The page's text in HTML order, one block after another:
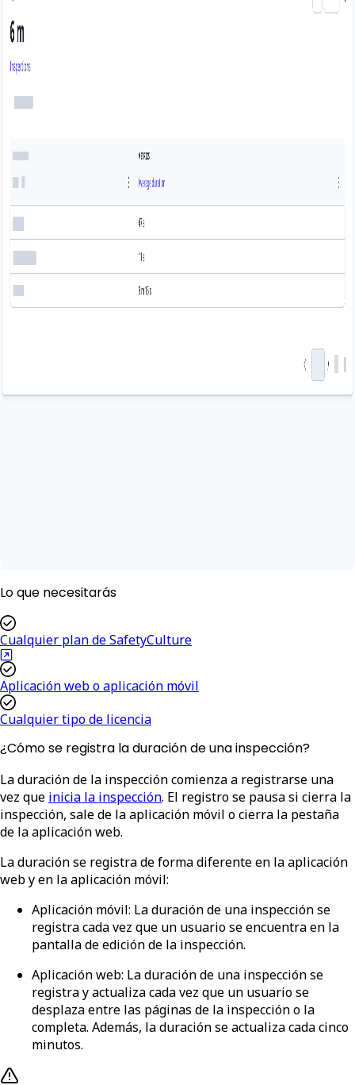
Lo que necesitarás
Cualquier plan de SafetyCulture
Aplicación web o aplicación móvil
Cualquier tipo de licencia
¿Cómo se registra la duración de una inspección?
La duración de la inspección comienza a registrarse una
vez que inicia la inspección. El registro se pausa si cierra la
inspección, sale de la aplicación móvil o cierra la pestaña
de la aplicación web.
La duración se registra de forma diferente en la aplicación
web y en la aplicación móvil:
Aplicación móvil: La duración de una inspección se
registra cada vez que un usuario se encuentra en la
pantalla de edición de la inspección.
Aplicación web: La duración de una inspección se
registra y actualiza cada vez que un usuario se
desplaza entre las páginas de la inspección o la
completa. Además, la duración se actualiza cada cinco
minutos.